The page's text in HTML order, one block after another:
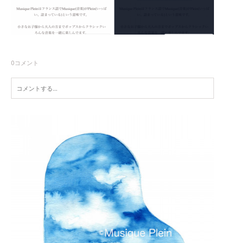
0コメント